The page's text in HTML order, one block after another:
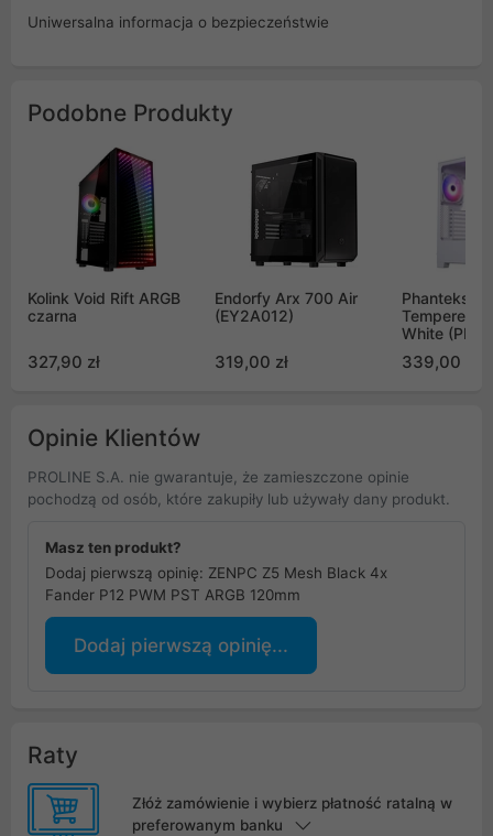
Uniwersalna informacja o bezpieczeństwie
Podobne Produkty
Kolink Void Rift ARGB
czarna
327,90 zł
Endorfy Arx 700 Air
(EY2A012)
319,00 zł
Phanteks
Tempered
White (PH-
339,00 zł
Opinie Klientów
PROLINE S.A. nie gwarantuje, że zamieszczone opinie
pochodzą od osób, które zakupiły lub używały dany produkt.
Masz ten produkt?
Dodaj pierwszą opinię: ZENPC Z5 Mesh Black 4x
Fander P12 PWM PST ARGB 120mm
Dodaj pierwszą opinię...
Raty
Złóż zamówienie i wybierz płatność ratalną w
preferowanym banku